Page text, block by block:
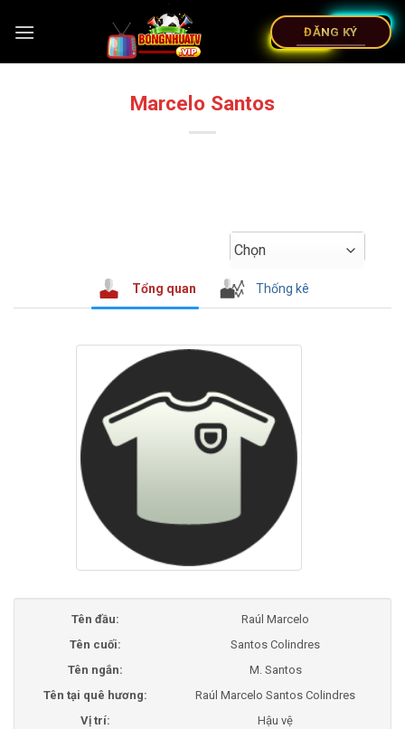
ĐĂNG KÝ
Marcelo Santos
Chọn
Tổng quan Thống kê
Tên đầu:
Raúl Marcelo
Tên cuối:
Santos Colindres
Tên ngắn:
M. Santos
Tên tại quê hương:
Raúl Marcelo Santos Colindres
Vị trí:
Hậu vệ